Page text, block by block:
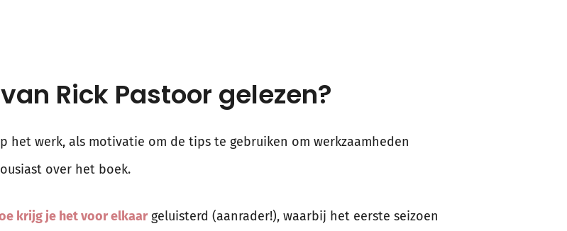
Rick Pastoor gelezen?
het werk, als motivatie om de tips te gebruiken om werkzaamheden
over het boek.
krijg je het voor elkaar geluisterd (aanrader!), waarbij het eerste seizoen